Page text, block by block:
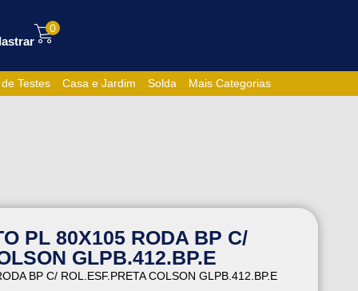
0
Testes Casa e Jardim Solda Mais Categorias
PL 80X105 RODA BP C/
GLPB.412.BP.E
BP C/ ROL.ESF.PRETA COLSON GLPB.412.BP.E